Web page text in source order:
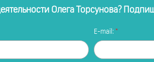
Олега Торсунова?
E-mail: